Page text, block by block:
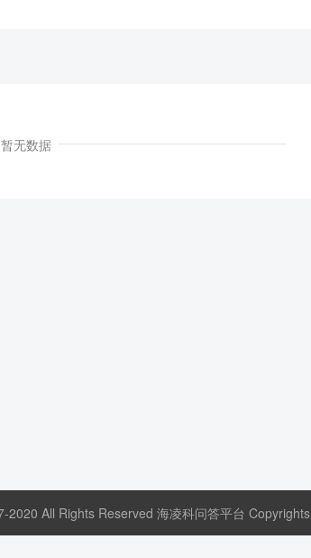
暂无数据
2020 All Rights Reserved 海凌科问答平台 Copyrights